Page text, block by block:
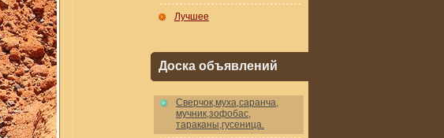
Лучшее
Доска объявлений
Cверчок,муха,саранча,
мучник,зофобас,
тараканы,гусеница.